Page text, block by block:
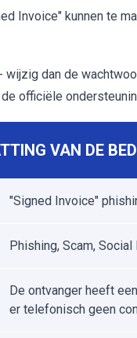
Invoice" kunnen te
dan de
officiële
VAN DE
"Signed Invoice"
Phishing, Scam, Social
De ontvanger heeft
er telefonisch geen